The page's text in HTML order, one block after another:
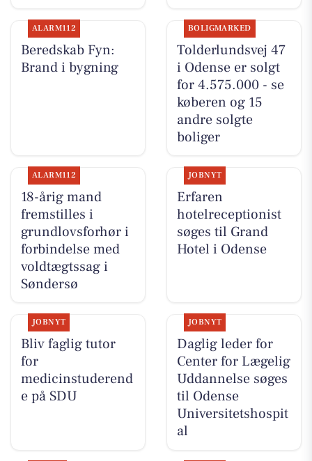
ALARM112
Beredskab Fyn:
Brand i bygning
BOLIGMARKED
Tolderlundsvej 47
i Odense er solgt
for 4.575.000 - se
køberen og 15
andre solgte
boliger
ALARM112
18-årig mand
fremstilles i
grundlovsforhør i
forbindelse med
voldtægtssag i
Søndersø
JOBNYT
Erfaren
hotelreceptionist
søges til Grand
Hotel i Odense
JOBNYT
Bliv faglig tutor
for
medicinstuderend
e på SDU
JOBNYT
Daglig leder for
Center for Lægelig
Uddannelse søges
til Odense
Universitetshospit
al